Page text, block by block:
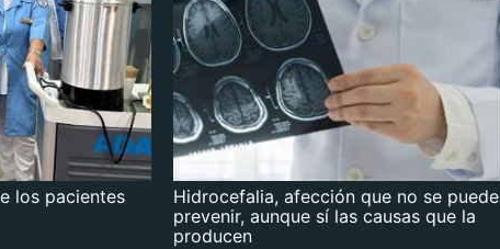
los pacientes
Hidrocefalia, afección que no se puede
prevenir, aunque sí las causas que la
producen